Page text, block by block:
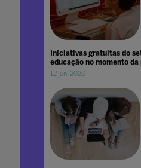
Iniciativas gratuitas do
educação no momento da
12 jun. 2020